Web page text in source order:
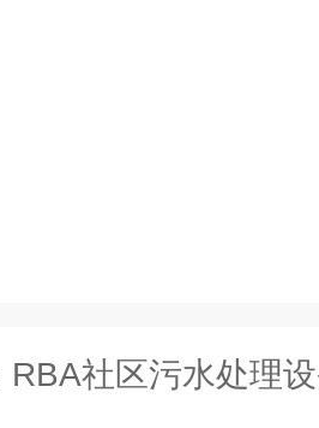
RBA社区污水处理